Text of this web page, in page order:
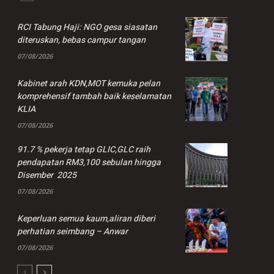
RCI Tabung Haji: NGO gesa siasatan
diteruskan, bebas campur tangan
07/08/2026
Kabinet arah KDN,MOT kemuka pelan
komprehensif tambah baik keselamatan
KLIA
07/08/2026
91.7 % pekerja tetap GLIC,GLC raih
pendapatan RM3,100 sebulan hingga
Disember 2025
07/08/2026
Keperluan semua kaum,aliran diberi
perhatian seimbang – Anwar
07/08/2026